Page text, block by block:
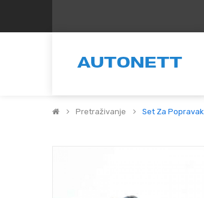
Pretraživanje Set Za Popravak